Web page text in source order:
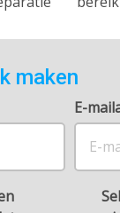
maken
E-